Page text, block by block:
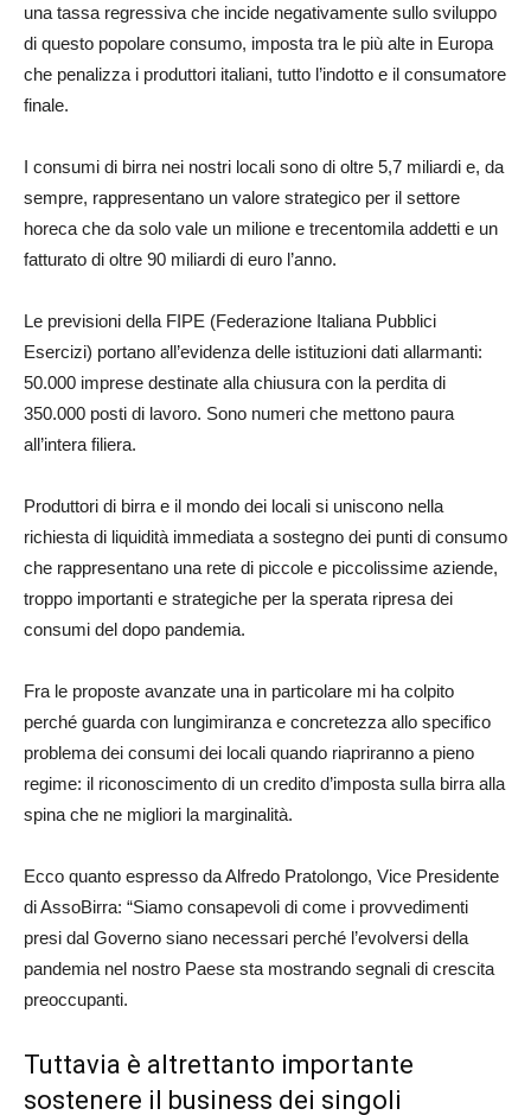
una tassa regressiva che incide negativamente sullo sviluppo
di questo popolare consumo, imposta tra le più alte in Europa
che penalizza i produttori italiani, tutto l’indotto e il consumatore
finale.
I consumi di birra nei nostri locali sono di oltre 5,7 miliardi e, da
sempre, rappresentano un valore strategico per il settore
horeca che da solo vale un milione e trecentomila addetti e un
fatturato di oltre 90 miliardi di euro l’anno.
Le previsioni della FIPE (Federazione Italiana Pubblici
Esercizi) portano all’evidenza delle istituzioni dati allarmanti:
50.000 imprese destinate alla chiusura con la perdita di
350.000 posti di lavoro. Sono numeri che mettono paura
all’intera filiera.
Produttori di birra e il mondo dei locali si uniscono nella
richiesta di liquidità immediata a sostegno dei punti di consumo
che rappresentano una rete di piccole e piccolissime aziende,
troppo importanti e strategiche per la sperata ripresa dei
consumi del dopo pandemia.
Fra le proposte avanzate una in particolare mi ha colpito
perché guarda con lungimiranza e concretezza allo specifico
problema dei consumi dei locali quando riapriranno a pieno
regime: il riconoscimento di un credito d’imposta sulla birra alla
spina che ne migliori la marginalità.
Ecco quanto espresso da Alfredo Pratolongo, Vice Presidente
di AssoBirra: “Siamo consapevoli di come i provvedimenti
presi dal Governo siano necessari perché l’evolversi della
pandemia nel nostro Paese sta mostrando segnali di crescita
preoccupanti.
Tuttavia è altrettanto importante
sostenere il business dei singoli